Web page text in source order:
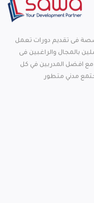
فى تقديم دورات تعمل
بالمجال والراغبين فى
افضل المدربين في كل
مدني متطور